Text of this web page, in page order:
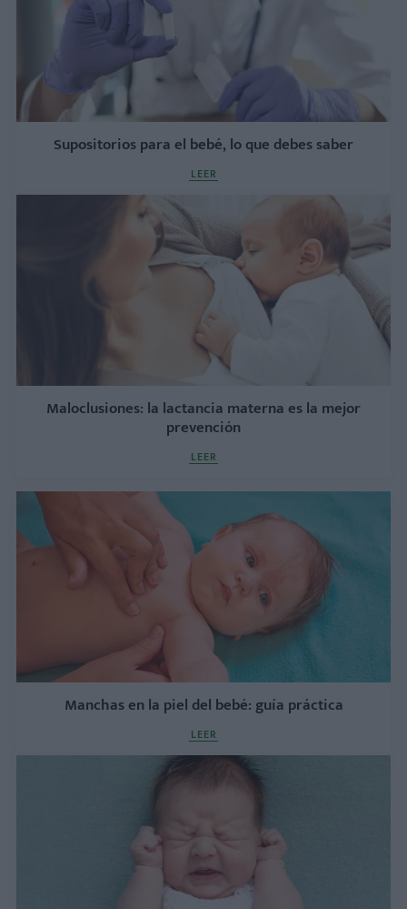
Supositorios para el bebé, lo que debes saber
LEER
Maloclusiones: la lactancia materna es la mejor
prevención
LEER
Manchas en la piel del bebé: guía práctica
LEER